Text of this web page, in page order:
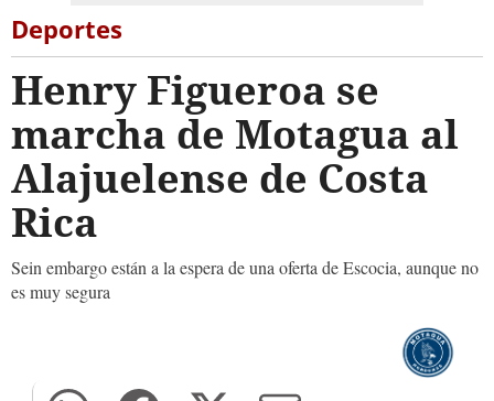
Deportes
Henry Figueroa se
marcha de Motagua al
Alajuelense de Costa
Rica
Sein embargo están a la espera de una oferta de Escocia, aunque no
es muy segura